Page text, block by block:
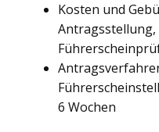
Kosten und
6 Wochen